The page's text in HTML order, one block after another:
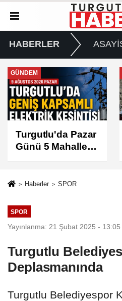
HABERLER
MANİSA
Koldere'ye
Tarımsal Sulama
Desteği
Haberler SPOR
SPOR
Yayınlanma: 21 Şubat 2025 - 13:05
Turgutlu
Deplasmanında
Turgutlu Belediyespor